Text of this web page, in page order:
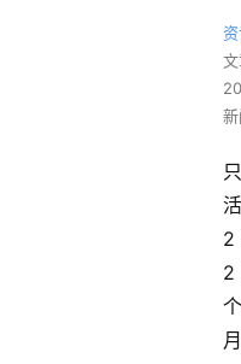
只
活
2
2
个
月